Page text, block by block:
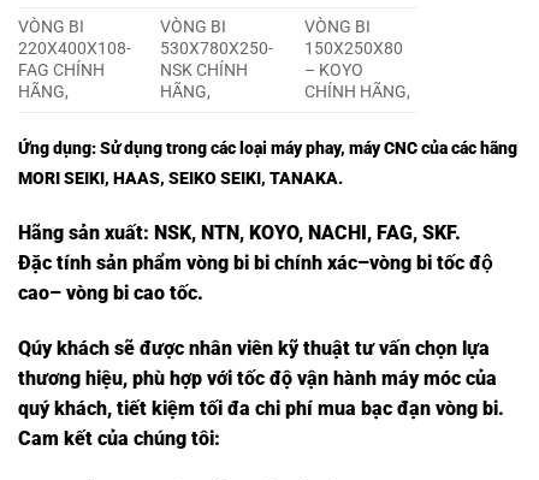
VÒNG BI
220X400X108-
FAG CHÍNH
HÃNG,
VÒNG BI
530X780X250-
NSK CHÍNH
HÃNG,
VÒNG BI
150X250X80
– KOYO
CHÍNH HÃNG,
Ứng dụng: Sử dụng trong các loại máy phay, máyCNCcủa các hãng
MORI SEIKI, HAAS, SEIKO SEIKI, TANAKA.
Hãng sản xuất: NSK, NTN, KOYO, NACHI, FAG, SKF.
Đặc tính sản phẩm vòng bi bi chính xác–vòng bi tốc độ
cao– vòng bi cao tốc.
Qúy khách sẽ được nhân viên kỹ thuật tư vấn chọn lựa
thương hiệu, phù hợp với tốc độ vận hành máy móc của
quý khách, tiết kiệm tối đa chi phí mua bạc đạn vòng bi.
Cam kết của chúng tôi: